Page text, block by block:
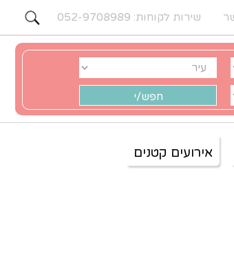
שירות לקוחות: 052-9708989
אירועים קטנים